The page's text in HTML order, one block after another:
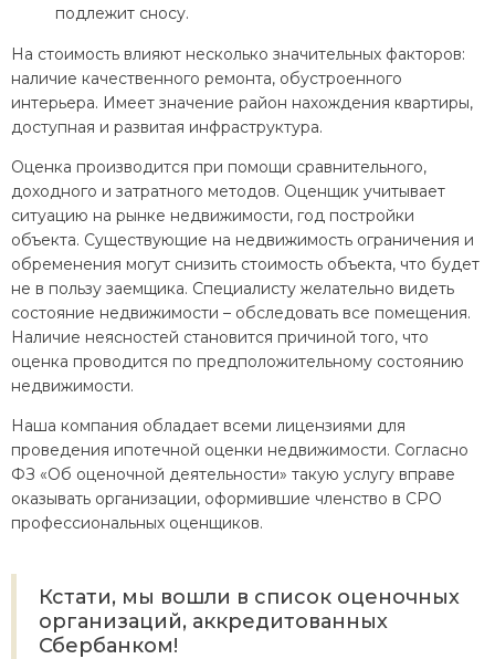
подлежит сносу.
На стоимость влияют несколько значительных факторов:
наличие качественного ремонта, обустроенного
интерьера. Имеет значение район нахождения квартиры,
доступная и развитая инфраструктура.
Оценка производится при помощи сравнительного,
доходного и затратного методов. Оценщик учитывает
ситуацию на рынке недвижимости, год постройки
объекта. Существующие на недвижимость ограничения и
обременения могут снизить стоимость объекта, что будет
не в пользу заемщика. Специалисту желательно видеть
состояние недвижимости – обследовать все помещения.
Наличие неясностей становится причиной того, что
оценка проводится по предположительному состоянию
недвижимости.
Наша компания обладает всеми лицензиями для
проведения ипотечной оценки недвижимости. Согласно
ФЗ «Об оценочной деятельности» такую услугу вправе
оказывать организации, оформившие членство в СРО
профессиональных оценщиков.
Кстати, мы вошли в список оценочных
организаций, аккредитованных
Сбербанком!